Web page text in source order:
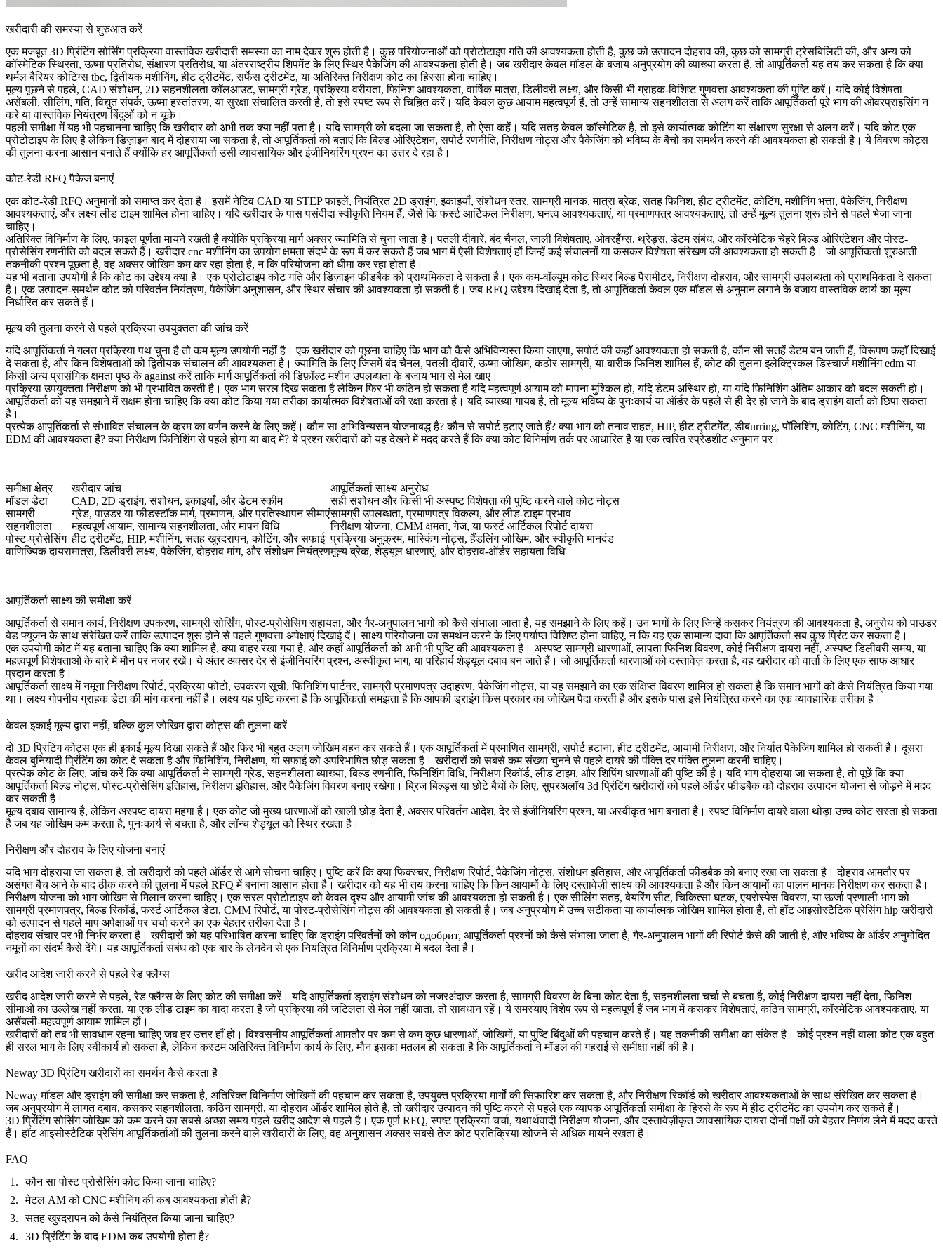
खरीदारी की समस्या से शुरुआत करें
एक मजबूत 3D प्रिंटिंग सोर्सिंग प्रक्रिया वास्तविक खरीदारी समस्या का नाम देकर शुरू होती है। कुछ परियोजनाओं को प्रोटोटाइप गति की आवश्यकता होती है, कुछ को उत्पादन दोहराव की, कुछ को सामग्री ट्रेसबिलिटी की, और अन्य को
कॉस्मेटिक स्थिरता, ऊष्मा प्रतिरोध, संक्षारण प्रतिरोध, या अंतरराष्ट्रीय शिपमेंट के लिए स्थिर पैकेजिंग की आवश्यकता होती है। जब खरीदार केवल मॉडल के बजाय अनुप्रयोग की व्याख्या करता है, तो आपूर्तिकर्ता यह तय कर सकता है कि क्या
थर्मल बैरियर कोटिंग्स tbc, द्वितीयक मशीनिंग, हीट ट्रीटमेंट, सर्फेस ट्रीटमेंट, या अतिरिक्त निरीक्षण कोट का हिस्सा होना चाहिए।
मूल्य पूछने से पहले, CAD संशोधन, 2D सहनशीलता कॉलआउट, सामग्री ग्रेड, प्रक्रिया वरीयता, फिनिश आवश्यकता, वार्षिक मात्रा, डिलीवरी लक्ष्य, और किसी भी ग्राहक-विशिष्ट गुणवत्ता आवश्यकता की पुष्टि करें। यदि कोई विशेषता
असेंबली, सीलिंग, गति, विद्युत संपर्क, ऊष्मा हस्तांतरण, या सुरक्षा संचालित करती है, तो इसे स्पष्ट रूप से चिह्नित करें। यदि केवल कुछ आयाम महत्वपूर्ण हैं, तो उन्हें सामान्य सहनशीलता से अलग करें ताकि आपूर्तिकर्ता पूरे भाग की ओवरप्राइसिंग न
करे या वास्तविक नियंत्रण बिंदुओं को न चूके।
पहली समीक्षा में यह भी पहचानना चाहिए कि खरीदार को अभी तक क्या नहीं पता है। यदि सामग्री को बदला जा सकता है, तो ऐसा कहें। यदि सतह केवल कॉस्मेटिक है, तो इसे कार्यात्मक कोटिंग या संक्षारण सुरक्षा से अलग करें। यदि कोट एक
प्रोटोटाइप के लिए है लेकिन डिज़ाइन बाद में दोहराया जा सकता है, तो आपूर्तिकर्ता को बताएं कि बिल्ड ओरिएंटेशन, सपोर्ट रणनीति, निरीक्षण नोट्स और पैकेजिंग को भविष्य के बैचों का समर्थन करने की आवश्यकता हो सकती है। ये विवरण कोट्स
की तुलना करना आसान बनाते हैं क्योंकि हर आपूर्तिकर्ता उसी व्यावसायिक और इंजीनियरिंग प्रश्न का उत्तर दे रहा है।
कोट-रेडी RFQ पैकेज बनाएं
एक कोट-रेडी RFQ अनुमानों को समाप्त कर देता है। इसमें नेटिव CAD या STEP फाइलें, नियंत्रित 2D ड्राइंग, इकाइयाँ, संशोधन स्तर, सामग्री मानक, मात्रा ब्रेक, सतह फिनिश, हीट ट्रीटमेंट, कोटिंग, मशीनिंग भत्ता, पैकेजिंग, निरीक्षण
आवश्यकताएं, और लक्ष्य लीड टाइम शामिल होना चाहिए। यदि खरीदार के पास पसंदीदा स्वीकृति नियम हैं, जैसे कि फर्स्ट आर्टिकल निरीक्षण, घनत्व आवश्यकताएं, या प्रमाणपत्र आवश्यकताएं, तो उन्हें मूल्य तुलना शुरू होने से पहले भेजा जाना
चाहिए।
अतिरिक्त विनिर्माण के लिए, फाइल पूर्णता मायने रखती है क्योंकि प्रक्रिया मार्ग अक्सर ज्यामिति से चुना जाता है। पतली दीवारें, बंद चैनल, जाली विशेषताएं, ओवरहैंग्स, थ्रेड्स, डेटम संबंध, और कॉस्मेटिक चेहरे बिल्ड ओरिएंटेशन और पोस्ट-
प्रोसेसिंग रणनीति को बदल सकते हैं। खरीदारcnc मशीनिंगका उपयोग क्षमता संदर्भ के रूप में कर सकते हैं जब भाग में ऐसी विशेषताएं हों जिन्हें कई संचालनों या कसकर विशेषता संरेखण की आवश्यकता हो सकती है। जो आपूर्तिकर्ता शुरुआती
तकनीकी प्रश्न पूछता है, वह अक्सर जोखिम कम कर रहा होता है, न कि परियोजना को धीमा कर रहा होता है।
यह भी बताना उपयोगी है कि कोट का उद्देश्य क्या है। एक प्रोटोटाइप कोट गति और डिज़ाइन फीडबैक को प्राथमिकता दे सकता है। एक कम-वॉल्यूम कोट स्थिर बिल्ड पैरामीटर, निरीक्षण दोहराव, और सामग्री उपलब्धता को प्राथमिकता दे सकता
है। एक उत्पादन-समर्थन कोट को परिवर्तन नियंत्रण, पैकेजिंग अनुशासन, और स्थिर संचार की आवश्यकता हो सकती है। जब RFQ उद्देश्य दिखाई देता है, तो आपूर्तिकर्ता केवल एक मॉडल से अनुमान लगाने के बजाय वास्तविक कार्य का मूल्य
निर्धारित कर सकते हैं।
मूल्य की तुलना करने से पहले प्रक्रिया उपयुक्तता की जांच करें
यदि आपूर्तिकर्ता ने गलत प्रक्रिया पथ चुना है तो कम मूल्य उपयोगी नहीं है। एक खरीदार को पूछना चाहिए कि भाग को कैसे अभिविन्यस्त किया जाएगा, सपोर्ट की कहाँ आवश्यकता हो सकती है, कौन सी सतहें डेटम बन जाती हैं, विरूपण कहाँ दिखाई
दे सकता है, और किन विशेषताओं को द्वितीयक संचालन की आवश्यकता है। ज्यामिति के लिए जिसमें बंद चैनल, पतली दीवारें, ऊष्मा जोखिम, कठोर सामग्री, या बारीक फिनिश शामिल हैं, कोट की तुलनाइलेक्ट्रिकल डिस्चार्ज मशीनिंग edmया
किसी अन्य प्रासंगिक क्षमता पृष्ठ के against करें ताकि मार्ग आपूर्तिकर्ता की डिफ़ॉल्ट मशीन उपलब्धता के बजाय भाग से मेल खाए।
प्रक्रिया उपयुक्तता निरीक्षण को भी प्रभावित करती है। एक भाग सरल दिख सकता है लेकिन फिर भी कठिन हो सकता है यदि महत्वपूर्ण आयाम को मापना मुश्किल हो, यदि डेटम अस्थिर हो, या यदि फिनिशिंग अंतिम आकार को बदल सकती हो।
आपूर्तिकर्ता को यह समझाने में सक्षम होना चाहिए कि क्या कोट किया गया तरीका कार्यात्मक विशेषताओं की रक्षा करता है। यदि व्याख्या गायब है, तो मूल्य भविष्य के पुनःकार्य या ऑर्डर के पहले से ही देर हो जाने के बाद ड्राइंग वार्ता को छिपा सकता
है।
प्रत्येक आपूर्तिकर्ता से संभावित संचालन के क्रम का वर्णन करने के लिए कहें। कौन सा अभिविन्यसन योजनाबद्ध है? कौन से सपोर्ट हटाए जाते हैं? क्या भाग को तनाव राहत, HIP, हीट ट्रीटमेंट, डीबurring, पॉलिशिंग, कोटिंग, CNC मशीनिंग, या
EDM की आवश्यकता है? क्या निरीक्षण फिनिशिंग से पहले होगा या बाद में? ये प्रश्न खरीदारों को यह देखने में मदद करते हैं कि क्या कोट विनिर्माण तर्क पर आधारित है या एक त्वरित स्प्रेडशीट अनुमान पर।
समीक्षा क्षेत्र खरीदार जांच
आपूर्तिकर्ता साक्ष्य अनुरोध
मॉडल डेटा
CAD, 2D ड्राइंग, संशोधन, इकाइयाँ, और डेटम स्कीम
सही संशोधन और किसी भी अस्पष्ट विशेषता की पुष्टि करने वाले कोट नोट्स
सामग्री
ग्रेड, पाउडर या फीडस्टॉक मार्ग, प्रमाणन, और प्रतिस्थापन सीमाएंसामग्री उपलब्धता, प्रमाणपत्र विकल्प, और लीड-टाइम प्रभाव
सहनशीलता
महत्वपूर्ण आयाम, सामान्य सहनशीलता, और मापन विधि
निरीक्षण योजना, CMM क्षमता, गेज, या फर्स्ट आर्टिकल रिपोर्ट दायरा
पोस्ट-प्रोसेसिंग हीट ट्रीटमेंट, HIP, मशीनिंग, सतह खुरदरापन, कोटिंग, और सफाई प्रक्रिया अनुक्रम, मास्किंग नोट्स, हैंडलिंग जोखिम, और स्वीकृति मानदंड
वाणिज्यिक दायरामात्रा, डिलीवरी लक्ष्य, पैकेजिंग, दोहराव मांग, और संशोधन नियंत्रणमूल्य ब्रेक, शेड्यूल धारणाएं, और दोहराव-ऑर्डर सहायता विधि
आपूर्तिकर्ता साक्ष्य की समीक्षा करें
आपूर्तिकर्ता से समान कार्य, निरीक्षण उपकरण, सामग्री सोर्सिंग, पोस्ट-प्रोसेसिंग सहायता, और गैर-अनुपालन भागों को कैसे संभाला जाता है, यह समझाने के लिए कहें। उन भागों के लिए जिन्हें कसकर नियंत्रण की आवश्यकता है, अनुरोध कोपाउडर
बेड फ्यूजनके साथ संरेखित करें ताकि उत्पादन शुरू होने से पहले गुणवत्ता अपेक्षाएं दिखाई दें। साक्ष्य परियोजना का समर्थन करने के लिए पर्याप्त विशिष्ट होना चाहिए, न कि यह एक सामान्य दावा कि आपूर्तिकर्ता सब कुछ प्रिंट कर सकता है।
एक उपयोगी कोट में यह बताना चाहिए कि क्या शामिल है, क्या बाहर रखा गया है, और कहाँ आपूर्तिकर्ता को अभी भी पुष्टि की आवश्यकता है। अस्पष्ट सामग्री धारणाओं, लापता फिनिश विवरण, कोई निरीक्षण दायरा नहीं, अस्पष्ट डिलीवरी समय, या
महत्वपूर्ण विशेषताओं के बारे में मौन पर नजर रखें। ये अंतर अक्सर देर से इंजीनियरिंग प्रश्न, अस्वीकृत भाग, या परिहार्य शेड्यूल दबाव बन जाते हैं। जो आपूर्तिकर्ता धारणाओं को दस्तावेज़ करता है, वह खरीदार को वार्ता के लिए एक साफ आधार
प्रदान करता है।
आपूर्तिकर्ता साक्ष्य में नमूना निरीक्षण रिपोर्ट, प्रक्रिया फोटो, उपकरण सूची, फिनिशिंग पार्टनर, सामग्री प्रमाणपत्र उदाहरण, पैकेजिंग नोट्स, या यह समझाने का एक संक्षिप्त विवरण शामिल हो सकता है कि समान भागों को कैसे नियंत्रित किया गया
था। लक्ष्य गोपनीय ग्राहक डेटा की मांग करना नहीं है। लक्ष्य यह पुष्टि करना है कि आपूर्तिकर्ता समझता है कि आपकी ड्राइंग किस प्रकार का जोखिम पैदा करती है और इसके पास इसे नियंत्रित करने का एक व्यावहारिक तरीका है।
केवल इकाई मूल्य द्वारा नहीं, बल्कि कुल जोखिम द्वारा कोट्स की तुलना करें
दो 3D प्रिंटिंग कोट्स एक ही इकाई मूल्य दिखा सकते हैं और फिर भी बहुत अलग जोखिम वहन कर सकते हैं। एक आपूर्तिकर्ता में प्रमाणित सामग्री, सपोर्ट हटाना, हीट ट्रीटमेंट, आयामी निरीक्षण, और निर्यात पैकेजिंग शामिल हो सकती है। दूसरा
केवल बुनियादी प्रिंटिंग का कोट दे सकता है और फिनिशिंग, निरीक्षण, या सफाई को अपरिभाषित छोड़ सकता है। खरीदारों को सबसे कम संख्या चुनने से पहले दायरे की पंक्ति दर पंक्ति तुलना करनी चाहिए।
प्रत्येक कोट के लिए, जांच करें कि क्या आपूर्तिकर्ता ने सामग्री ग्रेड, सहनशीलता व्याख्या, बिल्ड रणनीति, फिनिशिंग विधि, निरीक्षण रिकॉर्ड, लीड टाइम, और शिपिंग धारणाओं की पुष्टि की है। यदि भाग दोहराया जा सकता है, तो पूछें कि क्या
आपूर्तिकर्ता बिल्ड नोट्स, पोस्ट-प्रोसेसिंग इतिहास, निरीक्षण इतिहास, और पैकेजिंग विवरण बनाए रखेगा। ब्रिज बिल्ड्स या छोटे बैचों के लिए,सुपरअलॉय 3d प्रिंटिंगखरीदारों को पहले ऑर्डर फीडबैक को दोहराव उत्पादन योजना से जोड़ने में मदद
कर सकती है।
मूल्य दबाव सामान्य है, लेकिन अस्पष्ट दायरा महंगा है। एक कोट जो मुख्य धारणाओं को खाली छोड़ देता है, अक्सर परिवर्तन आदेश, देर से इंजीनियरिंग प्रश्न, या अस्वीकृत भाग बनाता है। स्पष्ट विनिर्माण दायरे वाला थोड़ा उच्च कोट सस्ता हो सकता
है जब यह जोखिम कम करता है, पुनःकार्य से बचता है, और लॉन्च शेड्यूल को स्थिर रखता है।
निरीक्षण और दोहराव के लिए योजना बनाएं
यदि भाग दोहराया जा सकता है, तो खरीदारों को पहले ऑर्डर से आगे सोचना चाहिए। पुष्टि करें कि क्या फिक्स्चर, निरीक्षण रिपोर्ट, पैकेजिंग नोट्स, संशोधन इतिहास, और आपूर्तिकर्ता फीडबैक को बनाए रखा जा सकता है। दोहराव आमतौर पर
असंगत बैच आने के बाद ठीक करने की तुलना में पहले RFQ में बनाना आसान होता है। खरीदार को यह भी तय करना चाहिए कि किन आयामों के लिए दस्तावेज़ी साक्ष्य की आवश्यकता है और किन आयामों का पालन मानक निरीक्षण कर सकता है।
निरीक्षण योजना को भाग जोखिम से मिलान करना चाहिए। एक सरल प्रोटोटाइप को केवल दृश्य और आयामी जांच की आवश्यकता हो सकती है। एक सीलिंग सतह, बेयरिंग सीट, चिकित्सा घटक, एयरोस्पेस विवरण, या ऊर्जा प्रणाली भाग को
सामग्री प्रमाणपत्र, बिल्ड रिकॉर्ड, फर्स्ट आर्टिकल डेटा, CMM रिपोर्ट, या पोस्ट-प्रोसेसिंग नोट्स की आवश्यकता हो सकती है। जब अनुप्रयोग में उच्च सटीकता या कार्यात्मक जोखिम शामिल होता है, तोहॉट आइसोस्टैटिक प्रेसिंग hipखरीदारों
को उत्पादन से पहले माप अपेक्षाओं पर चर्चा करने का एक बेहतर तरीका देता है।
दोहराव संचार पर भी निर्भर करता है। खरीदारों को यह परिभाषित करना चाहिए कि ड्राइंग परिवर्तनों को कौन одобрит, आपूर्तिकर्ता प्रश्नों को कैसे संभाला जाता है, गैर-अनुपालन भागों की रिपोर्ट कैसे की जाती है, और भविष्य के ऑर्डर अनुमोदित
नमूनों का संदर्भ कैसे देंगे। यह आपूर्तिकर्ता संबंध को एक बार के लेनदेन से एक नियंत्रित विनिर्माण प्रक्रिया में बदल देता है।
खरीद आदेश जारी करने से पहले रेड फ्लैग्स
खरीद आदेश जारी करने से पहले, रेड फ्लैग्स के लिए कोट की समीक्षा करें। यदि आपूर्तिकर्ता ड्राइंग संशोधन को नजरअंदाज करता है, सामग्री विवरण के बिना कोट देता है, सहनशीलता चर्चा से बचता है, कोई निरीक्षण दायरा नहीं देता, फिनिश
सीमाओं का उल्लेख नहीं करता, या एक लीड टाइम का वादा करता है जो प्रक्रिया की जटिलता से मेल नहीं खाता, तो सावधान रहें। ये समस्याएं विशेष रूप से महत्वपूर्ण हैं जब भाग में कसकर विशेषताएं, कठिन सामग्री, कॉस्मेटिक आवश्यकताएं, या
असेंबली-महत्वपूर्ण आयाम शामिल हों।
खरीदारों को तब भी सावधान रहना चाहिए जब हर उत्तर हाँ हो। विश्वसनीय आपूर्तिकर्ता आमतौर पर कम से कम कुछ धारणाओं, जोखिमों, या पुष्टि बिंदुओं की पहचान करते हैं। यह तकनीकी समीक्षा का संकेत है। कोई प्रश्न नहीं वाला कोट एक बहुत
ही सरल भाग के लिए स्वीकार्य हो सकता है, लेकिन कस्टम अतिरिक्त विनिर्माण कार्य के लिए, मौन इसका मतलब हो सकता है कि आपूर्तिकर्ता ने मॉडल की गहराई से समीक्षा नहीं की है।
Neway 3D प्रिंटिंग खरीदारों का समर्थन कैसे करता है
Neway मॉडल और ड्राइंग की समीक्षा कर सकता है, अतिरिक्त विनिर्माण जोखिमों की पहचान कर सकता है, उपयुक्त प्रक्रिया मार्गों की सिफारिश कर सकता है, और निरीक्षण रिकॉर्ड को खरीदार आवश्यकताओं के साथ संरेखित कर सकता है।
जब अनुप्रयोग में लागत दबाव, कसकर सहनशीलता, कठिन सामग्री, या दोहराव ऑर्डर शामिल होते हैं, तो खरीदार उत्पादन की पुष्टि करने से पहले एक व्यापक आपूर्तिकर्ता समीक्षा के हिस्से के रूप मेंहीट ट्रीटमेंटका उपयोग कर सकते हैं।
3D प्रिंटिंग सोर्सिंग जोखिम को कम करने का सबसे अच्छा समय पहले खरीद आदेश से पहले है। एक पूर्ण RFQ, स्पष्ट प्रक्रिया चर्चा, यथार्थवादी निरीक्षण योजना, और दस्तावेज़ीकृत व्यावसायिक दायरा दोनों पक्षों को बेहतर निर्णय लेने में मदद करते
हैं। हॉट आइसोस्टैटिक प्रेसिंग आपूर्तिकर्ताओं की तुलना करने वाले खरीदारों के लिए, वह अनुशासन अक्सर सबसे तेज कोट प्रतिक्रिया खोजने से अधिक मायने रखता है।
FAQ
कौन सा पोस्ट प्रोसेसिंग कोट किया जाना चाहिए?
मेटल AM को CNC मशीनिंग की कब आवश्यकता होती है?
सतह खुरदरापन को कैसे नियंत्रित किया जाना चाहिए?
3D प्रिंटिंग के बाद EDM कब उपयोगी होता है?